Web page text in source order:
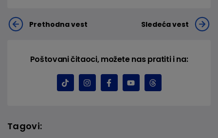
Prethodna vest Sledeća vest
Poštovani čitaoci, možete nas pratiti i na:
Tagovi: